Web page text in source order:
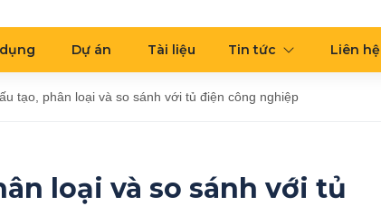
Dự án Tài liệu Tin tức Liên hệ
tạo, phân loại và so sánh với tủ điện công nghiệp
loại và so sánh với tủ